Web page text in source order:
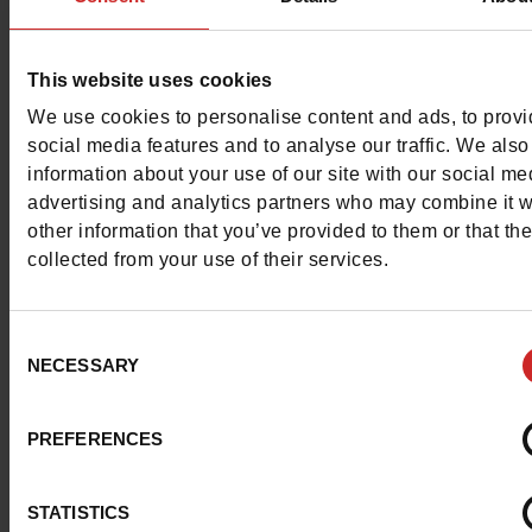
This website uses cookies
We use cookies to personalise content and ads, to
social media features and to analyse our traffic. We
information about your use of our site with our social
advertising and analytics partners who may combine it
other information that you’ve provided to them or that
collected from your use of their services.
Selection
NECESSARY
PREFERENCES
STATISTICS
Matière COTON
Caractéristiques
Couleur MARINE
Conseil largeur normal
Waterproof Non
Eco-score D
Chrome